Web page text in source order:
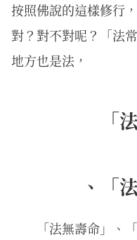
按照佛說的這樣修行
對？對不對呢？「法
地方也是法，
「
、「
「法無壽命」、